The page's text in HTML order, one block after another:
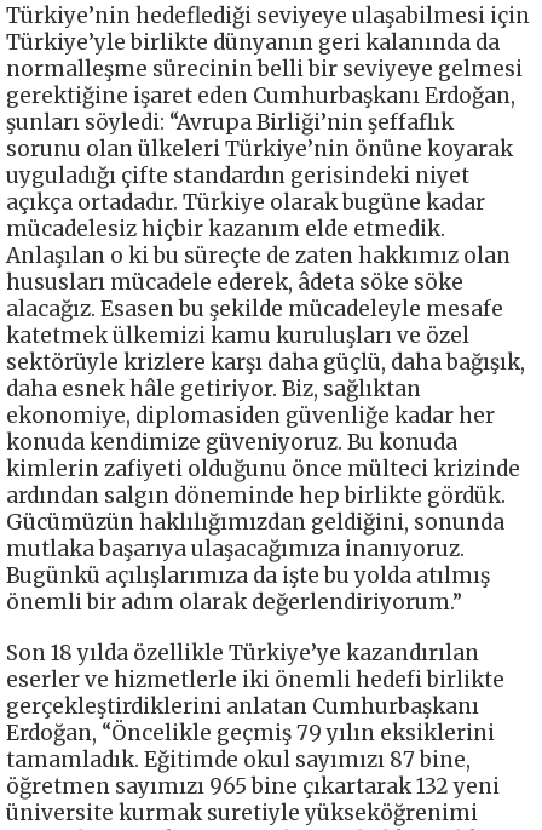
Türkiye’nin hedeflediği seviyeye ulaşabilmesi için
Türkiye’yle birlikte dünyanın geri kalanında da
normalleşme sürecinin belli bir seviyeye gelmesi
gerektiğine işaret eden Cumhurbaşkanı Erdoğan,
şunları söyledi: “Avrupa Birliği’nin şeffaflık
sorunu olan ülkeleri Türkiye’nin önüne koyarak
uyguladığı çifte standardın gerisindeki niyet
açıkça ortadadır. Türkiye olarak bugüne kadar
mücadelesiz hiçbir kazanım elde etmedik.
Anlaşılan o ki bu süreçte de zaten hakkımız olan
hususları mücadele ederek, âdeta söke söke
alacağız. Esasen bu şekilde mücadeleyle mesafe
katetmek ülkemizi kamu kuruluşları ve özel
sektörüyle krizlere karşı daha güçlü, daha bağışık,
daha esnek hâle getiriyor. Biz, sağlıktan
ekonomiye, diplomasiden güvenliğe kadar her
konuda kendimize güveniyoruz. Bu konuda
kimlerin zafiyeti olduğunu önce mülteci krizinde
ardından salgın döneminde hep birlikte gördük.
Gücümüzün haklılığımızdan geldiğini, sonunda
mutlaka başarıya ulaşacağımıza inanıyoruz.
Bugünkü açılışlarımıza da işte bu yolda atılmış
önemli bir adım olarak değerlendiriyorum.”
Son 18 yılda özellikle Türkiye’ye kazandırılan
eserler ve hizmetlerle iki önemli hedefi birlikte
gerçekleştirdiklerini anlatan Cumhurbaşkanı
Erdoğan, “Öncelikle geçmiş 79 yılın eksiklerini
tamamladık. Eğitimde okul sayımızı 87 bine,
öğretmen sayımızı 965 bine çıkartarak 132 yeni
üniversite kurmak suretiyle yükseköğrenimi